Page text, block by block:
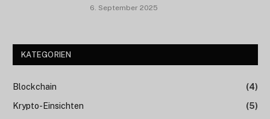
6. September 2025
KATEGORIEN
Blockchain
(4)
Krypto-Einsichten
(5)